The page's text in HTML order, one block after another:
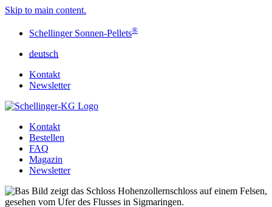
Skip to main content.
Schellinger Sonnen-Pellets®
deutsch
Kontakt
Newsletter
Kontakt
Bestellen
FAQ
Magazin
Newsletter